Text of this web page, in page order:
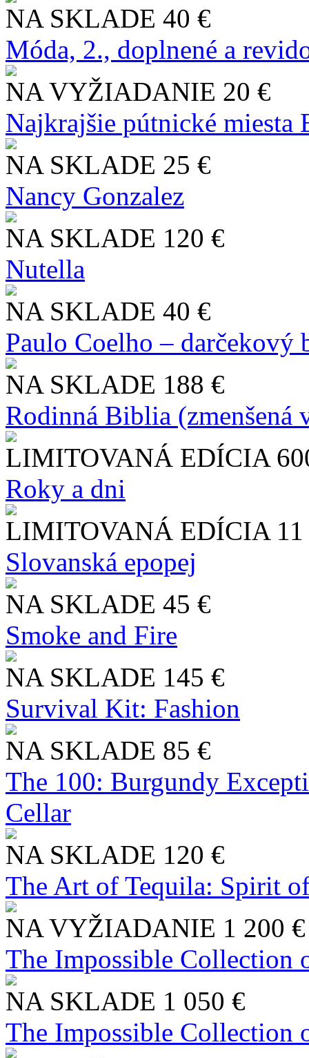
NA SKLADE 40 €
Móda, 2., doplnené a
NA VYŽIADANIE 20 €
Najkrajšie pútnické miesta
NA SKLADE 25 €
Nancy Gonzalez
NA SKLADE 120 €
Nutella
NA SKLADE 40 €
Paulo Coelho – darčekový
NA SKLADE 188 €
Rodinná Biblia (zmenšená
LIMITOVANÁ EDÍCIA
Roky a dni
LIMITOVANÁ EDÍCIA
Slo​vanská epopej
NA SKLADE 45 €
Smoke and Fire
NA SKLADE 145 €
Survival Kit: Fashion
NA SKLADE 85 €
The 100: Burgundy
Cellar
NA SKLADE 120 €
The Art of Tequila: Spirit
NA VYŽIADANIE 1 200 €
The Impossible Collection
NA SKLADE 1 050 €
The Impossible Collection